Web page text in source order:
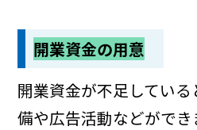
開業資金の用意
開業資金が不足してい
備や広告活動などができ